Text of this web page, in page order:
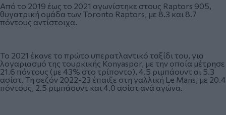
Από το 2019 έως το 2021 αγωνίστηκε στους Raptors 905,
θυγατρική ομάδα των Toronto Raptors, με 8.3 και 8.7
πόντους αντίστοιχα.
Το 2021 έκανε το πρώτο υπερατλαντικό ταξίδι του, για
λογαριασμό της τουρκικής Konyaspor, με την οποία μέτρησε
21.6 πόντους (με 43% στο τρίποντο), 4.5 ριμπάουντ αι 5.3
ασίστ. Τη σεζόν 2022-23 έπαιξε στη γαλλική Le Mans, με 20.4
πόντους, 2.5 ριμπάουντ και 4.0 ασίστ ανά αγώνα.